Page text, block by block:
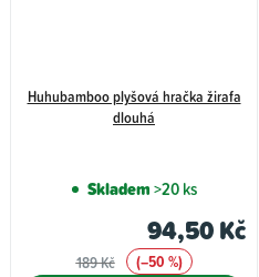
Huhubamboo plyšová hračka žirafa
dlouhá
Skladem>20 ks
94,50 Kč
189 Kč
(–50 %)